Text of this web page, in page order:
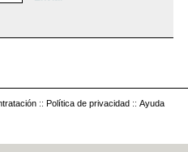
:: Política de privacidad :: Ayuda